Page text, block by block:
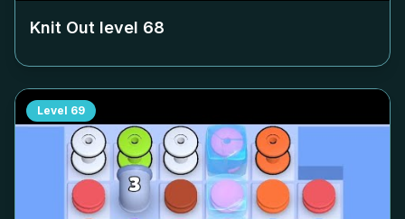
Knit Out level 68
Level 69